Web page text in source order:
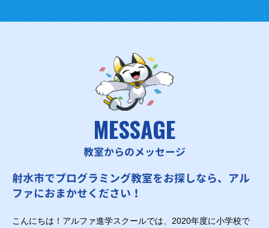
MESSAGE
教室からのメッセージ
射水市でプログラミング教室をお探しなら、アル
ファにおまかせください！
こんにちは！アルファ進学スクールでは、2020年度に小学校で